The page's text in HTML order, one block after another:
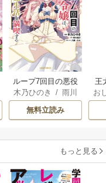
ループ7回目の悪役
令嬢は、元敵国で
自由気ままな花嫁
生活を満喫する
木乃ひのき /雨川
/ 八美☆わん
無料立読み
王
こ
二
お
もっと見る